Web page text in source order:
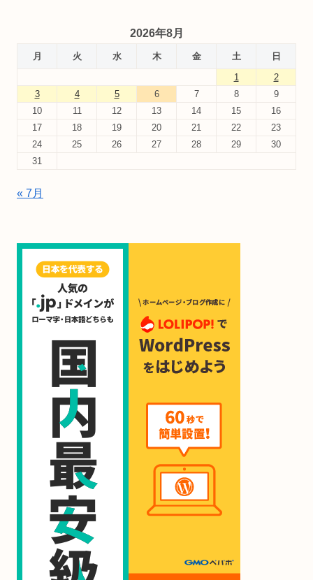
2026年8月
月 火 水 木 金 土
日
1
2
3
4 5 6 7 8
9
10
11 12 13 14 15
16
17
18 19 20 21 22
23
24
25 26 27 28 29
30
31
« 7月